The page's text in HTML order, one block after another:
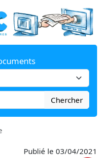
Chercher
Publié le 03/04/2021